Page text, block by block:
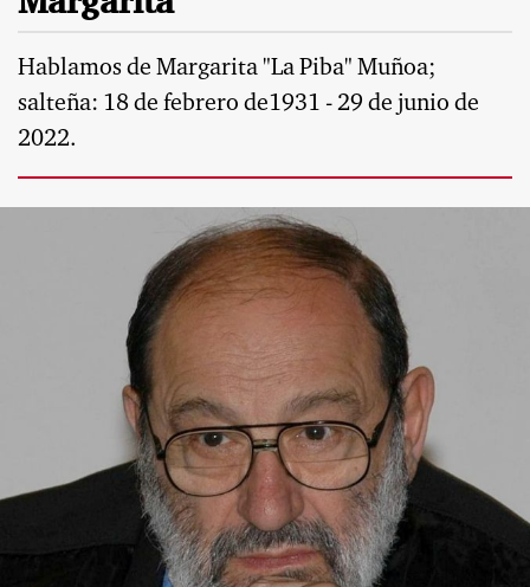
Hablamos de Margarita "La Piba" Muñoa;
salteña: 18 de febrero de1931 - 29 de junio de
2022.